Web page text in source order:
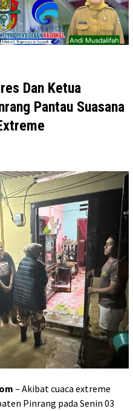
Dan Ketua
Pantau Suasana
– Akibat cuaca extreme
Pinrang pada Senin 03